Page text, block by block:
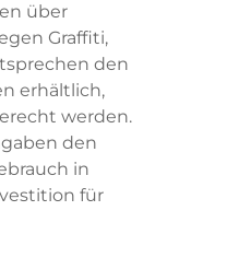
über
Graffiti,
den
erhältlich,
werden.
den
in
für